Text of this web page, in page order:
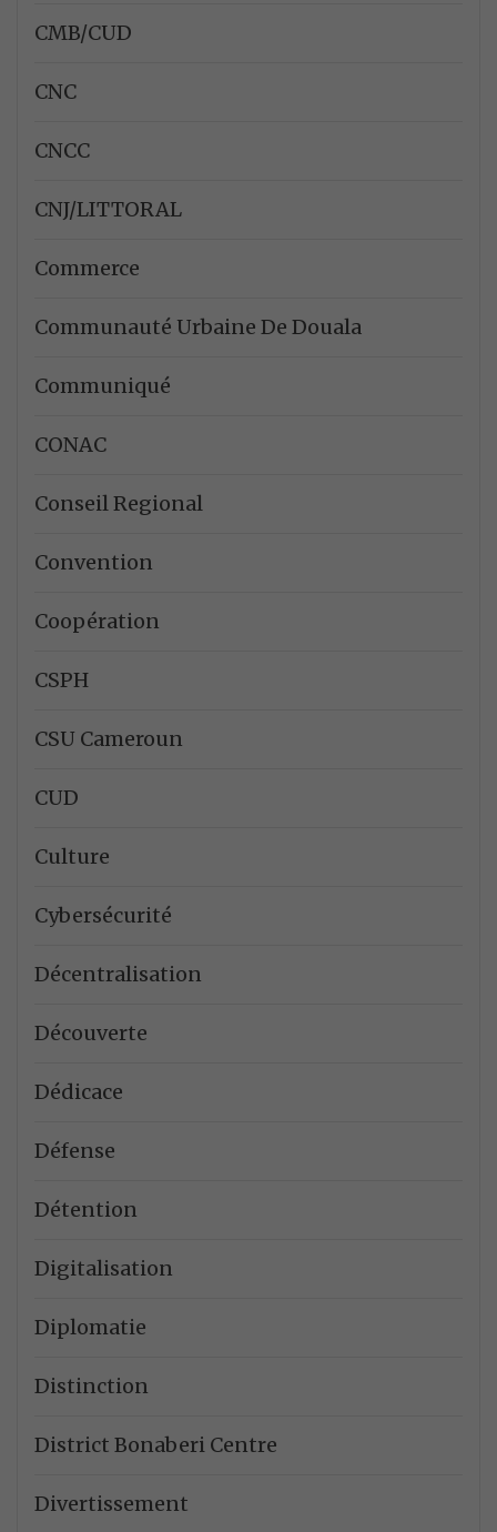
CMB/CUD
CNC
CNCC
CNJ/LITTORAL
Commerce
Communauté Urbaine De Douala
Communiqué
CONAC
Conseil Regional
Convention
Coopération
CSPH
CSU Cameroun
CUD
Culture
Cybersécurité
Décentralisation
Découverte
Dédicace
Défense
Détention
Digitalisation
Diplomatie
Distinction
District Bonaberi Centre
Divertissement